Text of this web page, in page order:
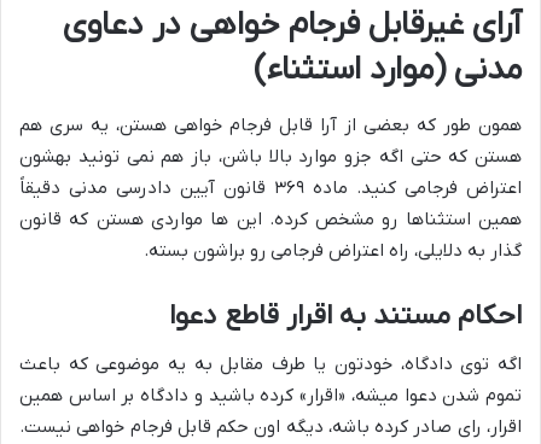
آرای غیرقابل فرجام خواهی در دعاوی
مدنی (موارد استثناء)
همون طور که بعضی از آرا قابل فرجام خواهی هستن، یه سری هم
هستن که حتی اگه جزو موارد بالا باشن، باز هم نمی تونید بهشون
اعتراض فرجامی کنید. ماده ۳۶۹ قانون آیین دادرسی مدنی دقیقاً
همین استثناها رو مشخص کرده. این ها مواردی هستن که قانون
گذار به دلایلی، راه اعتراض فرجامی رو براشون بسته.
احکام مستند به اقرار قاطع دعوا
اگه توی دادگاه، خودتون یا طرف مقابل به یه موضوعی که باعث
تموم شدن دعوا میشه، «اقرار» کرده باشید و دادگاه بر اساس همین
اقرار، رای صادر کرده باشه، دیگه اون حکم قابل فرجام خواهی نیست.